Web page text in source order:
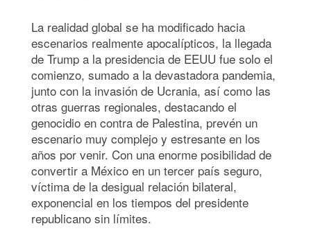
La realidad global se ha modificado hacia
escenarios realmente apocalípticos, la llegada
de Trump a la presidencia de EEUU fue solo el
comienzo, sumado a la devastadora pandemia,
junto con la invasión de Ucrania, así como las
otras guerras regionales, destacando el
genocidio en contra de Palestina, prevén un
escenario muy complejo y estresante en los
años por venir. Con una enorme posibilidad de
convertir a México en un tercer país seguro,
víctima de la desigual relación bilateral,
exponencial en los tiempos del presidente
republicano sin límites.